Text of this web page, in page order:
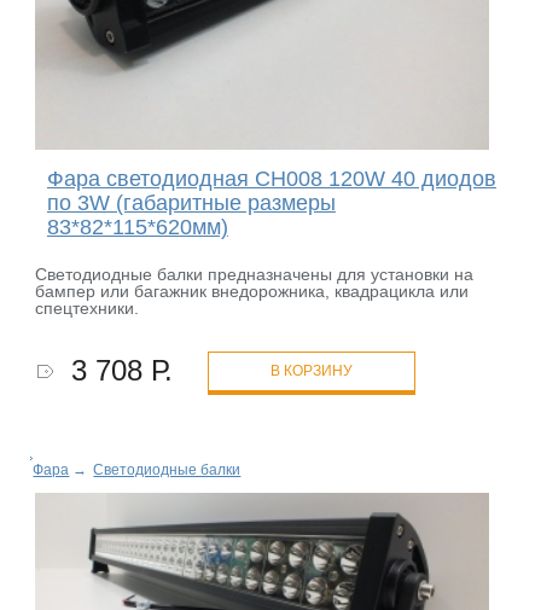
Фара светодиодная CH008 120W 40 диодов
по 3W (габаритные размеры
83*82*115*620мм)
Светодиодные балки предназначены для установки на
бампер или багажник внедорожника, квадрацикла или
спецтехники.
3 708 Р. В КОРЗИНУ
Фара → Светодиодные балки